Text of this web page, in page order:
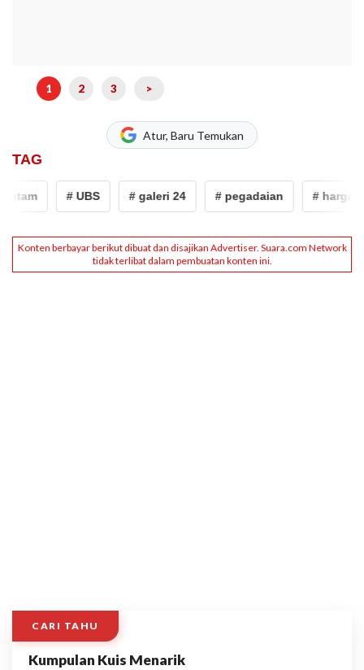
1 2 3 >
Atur, Baru Temukan
TAG
# UBS # galeri 24 # pegadaian # harga
CARI TAHU
Kumpulan Kuis Menarik